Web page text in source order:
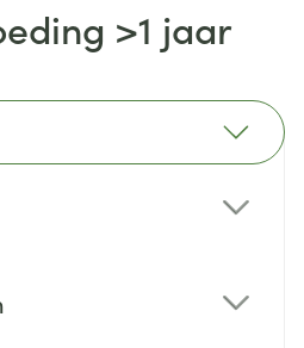
>1 jaar